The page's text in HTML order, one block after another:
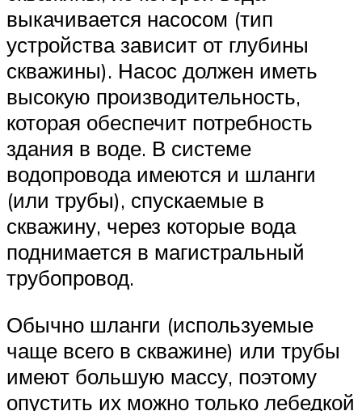
выкачивается насосом (тип
устройства зависит от глубины
скважины). Насос должен иметь
высокую производительность,
которая обеспечит потребность
здания в воде. В системе
водопровода имеются и шланги
(или трубы), спускаемые в
скважину, через которые вода
поднимается в магистральный
трубопровод.
Обычно шланги (используемые
чаще всего в скважине) или трубы
имеют большую массу, поэтому
опустить их можно только лебедкой